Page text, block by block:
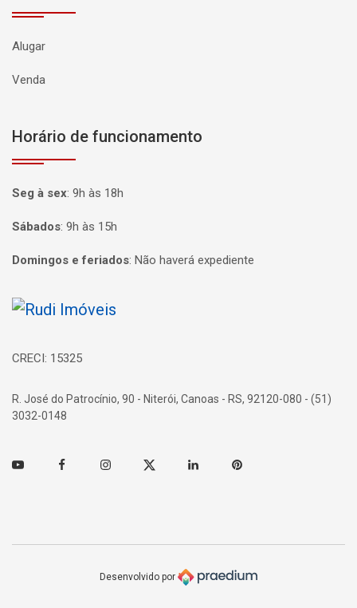
Alugar
Venda
Horário de funcionamento
Seg à sex: 9h às 18h
Sábados: 9h às 15h
Domingos e feriados: Não haverá expediente
Página inicial
CRECI: 15325
R. José do Patrocínio, 90 - Niterói, Canoas - RS, 92120-080 - (51)
3032-0148
Youtube FacebookInstagramTwitter Linkedin Pinterest
Desenvolvido por